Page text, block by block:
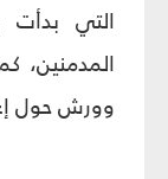
التي بدأت
المدمنين،
وورش حول